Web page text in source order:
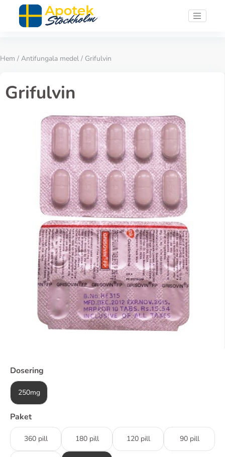
Hem / Antifungala medel / Grifulvin
Grifulvin
Dosering
250mg
Paket
360 pill 180 pill 120 pill 90 pill